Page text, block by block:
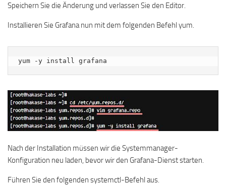
Speichern Sie die Änderung und verlassen Sie den Editor.
Installieren Sie Grafana nun mit dem folgenden Befehl yum.
yum -y install grafana
Nach der Installation müssen wir die Systemmanager-
Konfiguration neu laden, bevor wir den Grafana-Dienst starten.
Führen Sie den folgenden systemctl-Befehl aus.